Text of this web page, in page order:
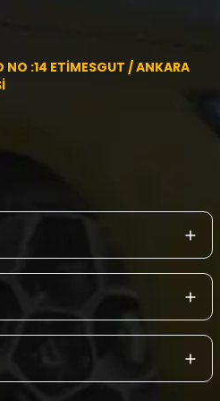
:14 ETİMESGUT / ANKARA